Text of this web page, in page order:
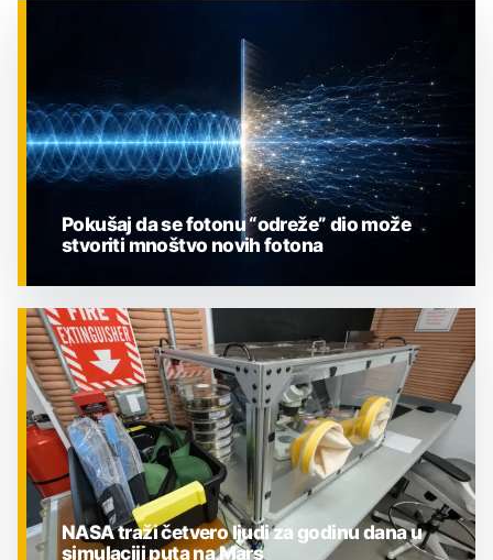
ZNANOST
Pokušaj da se fotonu “odreže” dio može
stvoriti mnoštvo novih fotona
NASA traži četvero ljudi za godinu dana u
simulaciji puta na Mars